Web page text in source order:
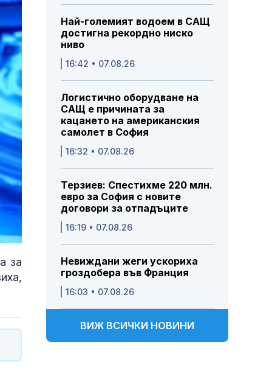
за
Най-големият водоем в САЩ
достигна рекордно ниско
ниво
16:42 • 07.08.26
Логистично оборудване на
САЩ е причината за
кацането на американския
самолет в София
16:32 • 07.08.26
Терзиев: Спестихме 220 млн.
евро за София с новите
договори за отпадъците
16:19 • 07.08.26
Невиждани жеги ускориха
гроздобера във Франция
16:03 • 07.08.26
ВИЖ ВСИЧКИ НОВИНИ